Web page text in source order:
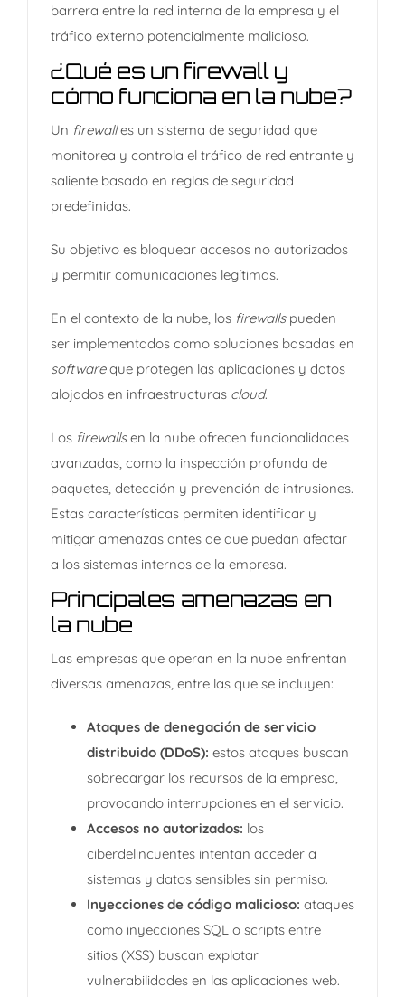
barrera entre la red interna de la empresa y el
tráfico externo potencialmente malicioso.
¿Qué es un firewall y
cómo funciona en la nube?
Un firewalles un sistema de seguridad que
monitorea y controla el tráfico de red entrante y
saliente basado en reglas de seguridad
predefinidas.
Su objetivo es bloquear accesos no autorizados
y permitir comunicaciones legítimas.
En el contexto de la nube, los firewallspueden
ser implementados como soluciones basadas en
softwareque protegen las aplicaciones y datos
alojados en infraestructuras cloud.​
Los firewallsen la nube ofrecen funcionalidades
avanzadas, como la inspección profunda de
paquetes, detección y prevención de intrusiones.
Estas características permiten identificar y
mitigar amenazas antes de que puedan afectar
a los sistemas internos de la empresa.​
Principales amenazas en
la nube
Las empresas que operan en la nube enfrentan
diversas amenazas, entre las que se incluyen:​
Ataques de denegación de servicio
distribuido (DDoS): estos ataques buscan
sobrecargar los recursos de la empresa,
provocando interrupciones en el servicio.​
Accesos no autorizados: los
ciberdelincuentes intentan acceder a
sistemas y datos sensibles sin permiso.
Inyecciones de código malicioso: ataques
como inyecciones SQL o scripts entre
sitios (XSS) buscan explotar
vulnerabilidades en las aplicaciones web.​